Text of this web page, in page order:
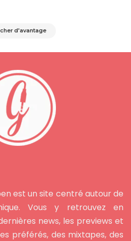
d'avantage
est un site centré autour de
Vous y retrouvez en
news, les previews et
préférés, des mixtapes, des